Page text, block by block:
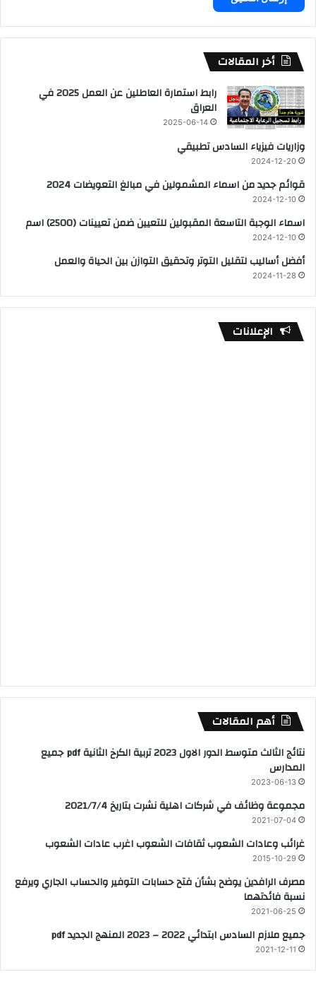
أخر المقالات
رابط استمارة العاطلين عن العمل 2025 في
العراق
2025-06-14
وزاريات فيزياء السادس تطبيقي
2024-12-20
قوائم جديد من اسماء المشمولين في مبالغ التعويضات 2024
2024-12-10
اسماء الوجبة التاسعة المقبولين للتعيين ضمن تعيينات (2500) اسم
2024-12-10
أفضل أساليب لتقليل التوتر وتحقيق التوازن بين الحياة والعمل
2024-11-28
الإعلانات
أهم المقالات
نتائج الثالث متوسط الدور الاول 2023 تربية الكرخ الثانية pdf جميع
المدارس
2023-06-13
مجموعة وظائف في شركات اهلية نشرت بتاريخ 2021/7/4
2021-07-04
غرائب وعادات الشعوب ثقافات الشعوب اغرب عادات الشعوب
2015-10-29
مصرف الرافدين يوضح بشأن فتح حسابات التوفير والحساب الجاري ويرفع
نسبة فائدتهما
2021-06-25
جميع ملازم السادس ابتدائي 2022 – 2023 المنهج الجديد pdf
2021-12-11